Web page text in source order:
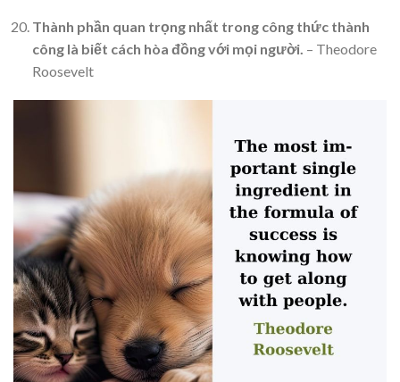
Thành phần quan trọng nhất trong công thức thành
công là biết cách hòa đồng với mọi người. – Theodore
Roosevelt